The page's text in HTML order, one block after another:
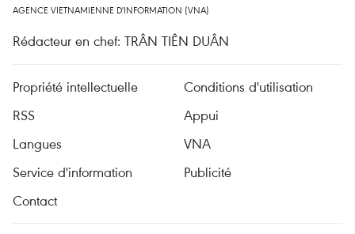
AGENCE VIETNAMIENNE D'INFORMATION (VNA)
Rédacteur en chef: TRÂN TIÊN DUÂN
Propriété intellectuelle
Conditions d'utilisation
RSS
Appui
Langues
VNA
Service d'information
Publicité
Contact